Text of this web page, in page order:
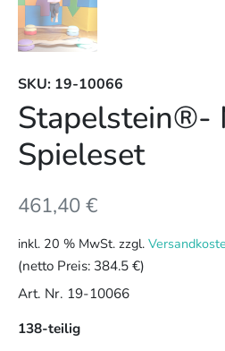
SKU: 19-10066
Stapelstein®-
Spieleset
461,40€
inkl. 20 % MwSt. zzgl.
(netto Preis: 384.5 €)
Art. Nr. 19-10066
138-teilig